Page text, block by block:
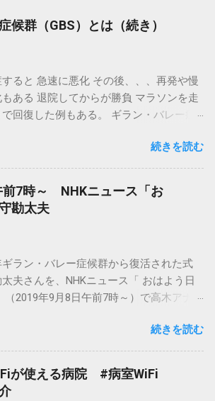
候群（GBS）とは（続き）
ると 急速に悪化 その後、、、再発や慢
ある 退院してからが勝負 マラソンを走
で回復した例もある。 ギラン・バレー症
別、神経内科の主な診療施設（日本神経
ホームページより）
www.kktcs.co.jp/jsn-
secure/sisetsu.aspx ギラン・バレー
群の参考資料と闘病記 情報資料を見る ＞
略）当初ギラン・バレー症候群と考えら
いた症例に発症から8週を超えてから再増
起こった場合や3回以上の再増悪があった
慮すべきであるという報告があります。
病と在宅ケア」Vol.21 No.3より引用）
（慢性炎症性脱髄性多発神経炎）とは？
（慢性炎症性脱髄性多発神経炎）は末梢
続きを読む
前7時～ NHKニュース「お
勘太夫
ギラン・バレー症候群から復活された式
夫さんを、NHKニュース「 おはよう日
（2019年9月8日午前7時～）で高木アナ
紹介していただけました。 メディア掲載
＞
続きを読む
が使える病院 #病室WiFi